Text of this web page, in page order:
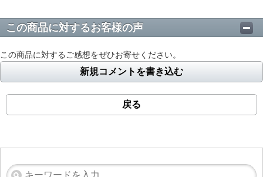
この商品に対するお客様の声
この商品に対するご感想をぜひお寄せください。
新規コメントを書き込む
戻る